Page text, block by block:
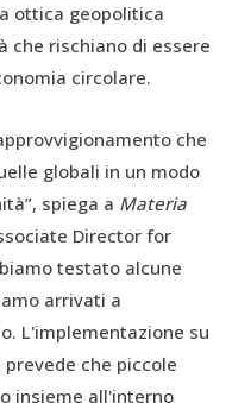
ottica geopolitica
che rischiano di essere
circolare.
che
globali in un modo
spiega a Materia
Director for
testato alcune
arrivati a
L'implementazione su
che piccole
insieme all'interno